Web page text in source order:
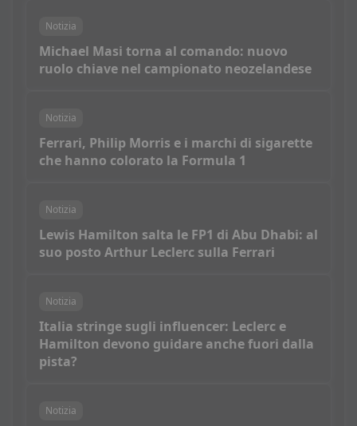
Notizia
Michael Masi torna al comando: nuovo
ruolo chiave nel campionato neozelandese
Notizia
Ferrari, Philip Morris e i marchi di sigarette
che hanno colorato la Formula 1
Notizia
Lewis Hamilton salta le FP1 di Abu Dhabi: al
suo posto Arthur Leclerc sulla Ferrari
Notizia
Italia stringe sugli influencer: Leclerc e
Hamilton devono guidare anche fuori dalla
pista?
Notizia